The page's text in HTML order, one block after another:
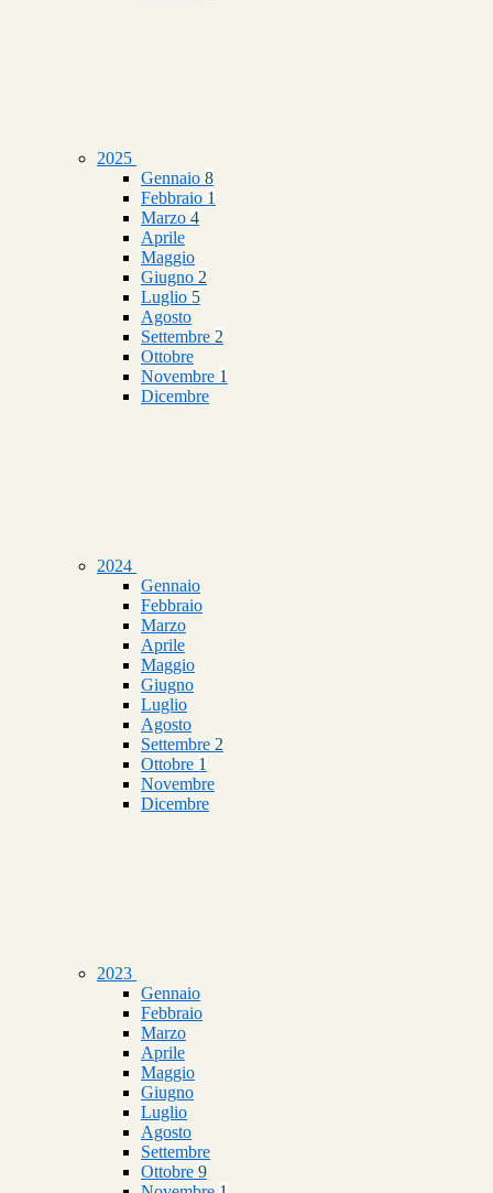
2025
Gennaio 8
Febbraio 1
Marzo 4
Aprile
Maggio
Giugno 2
Luglio 5
Agosto
Settembre 2
Ottobre
Novembre 1
Dicembre
2024
Gennaio
Febbraio
Marzo
Aprile
Maggio
Giugno
Luglio
Agosto
Settembre 2
Ottobre 1
Novembre
Dicembre
2023
Gennaio
Febbraio
Marzo
Aprile
Maggio
Giugno
Luglio
Agosto
Settembre
Ottobre 9